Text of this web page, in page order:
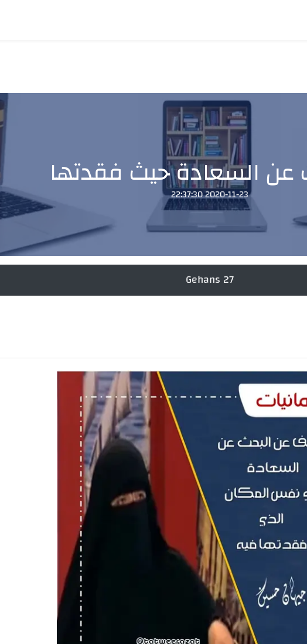
عن السعادة حيث فقدتها
2020-11-23 22:37:30
Gehans 27